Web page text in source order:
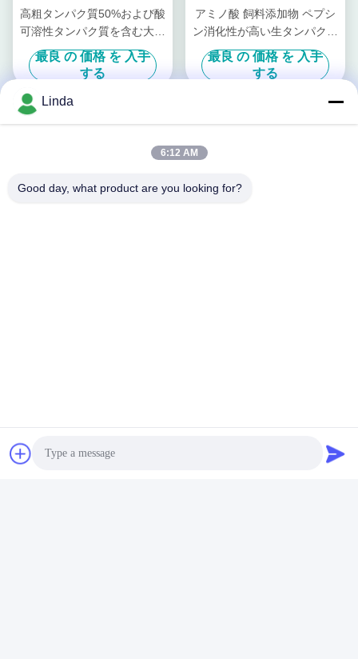
高粗タンパク質50%および酸
可溶性タンパク質を含む大豆
タンパク質飼料添加物、チャ
ンクペットフードおよび家畜
最良 の 価格 を 入手
する
アミノ酸 飼料添加物 ペプシ
ン消化性が高い生タンパク質
総合的な動物栄養のために
最良 の 価格 を 入手
する
Linda
6:12 AM
Good day, what product are you looking for?